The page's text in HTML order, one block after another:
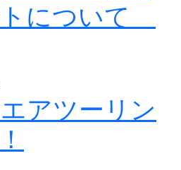
について
アツーリン